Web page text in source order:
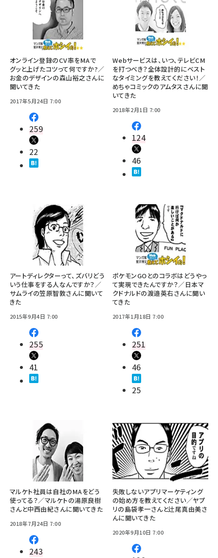
オンライン登録のCV率をMAで
グッと上げたコツって何ですか?／
お金のデザインの森山裕之さんに
聞いてきた
2017年5月24日 7:00
259
22
Webサービスは、いつ、テレビCM
を打つべき？全体設計的にベスト
なタイミングを教えてください！／
めちゃコミックのアムタスさんに聞
いてきた
2018年2月1日 7:00
124
46
アートディレクターって、ズバリどう
いう仕事をする人なんですか？／
サムライの笠原智敦さんに聞いて
きた
2015年9月4日 7:00
255
41
ポケモンGOとのコラボはどうやっ
て実現できたんですか？／日本マ
クドナルドの渡邉英右さんに聞い
てきた
2017年1月18日 7:00
251
46
25
マルケト社員は自社のMAをどう
使ってる？／マルケトの湯原良樹
さんと中西由紀さんに聞いてきた
2018年7月24日 7:00
243
失敗しないアプリマーケティング
の始め方を教えてください／ヤプ
リの島袋孝一さんと辻尾真由美さ
んに聞いてきた
2020年9月10日 7:00